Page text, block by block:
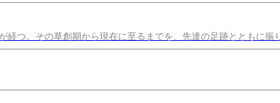
つ。その草創期から現在に至るまでを、先達の足跡とともに振